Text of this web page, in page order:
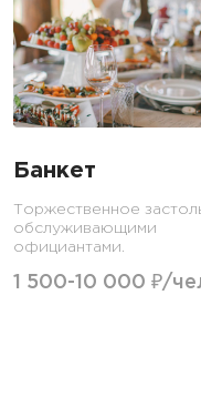
Банкет
Торжественное
обслуживающими
официантами.
1 500-10 000 ₽/